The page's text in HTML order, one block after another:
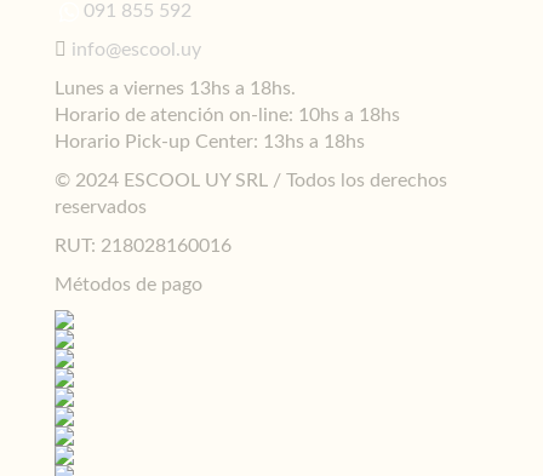
091 855 592
info@escool.uy
Lunes a viernes 13hs a 18hs.
Horario de atención on-line: 10hs a 18hs
Horario Pick-up Center: 13hs a 18hs
© 2024 ESCOOL UY SRL / Todos los derechos
reservados
RUT: 218028160016
Métodos de pago